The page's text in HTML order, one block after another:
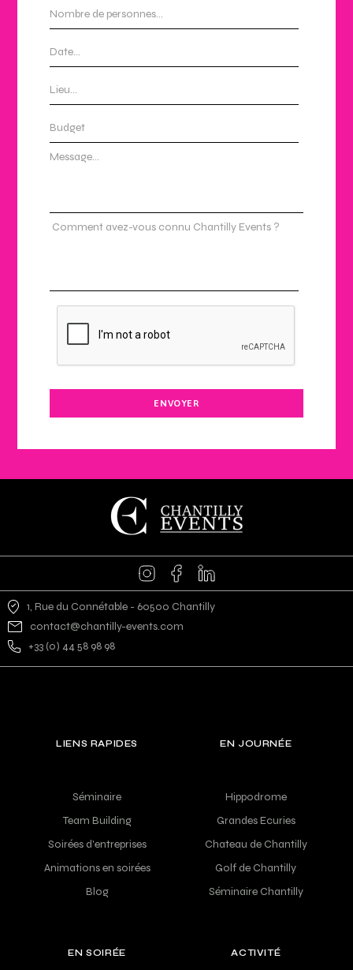
1, Rue du Connétable - 60500 Chantilly
contact@chantilly-events.com
+33 (0) 44 58 98 98
LIENS RAPIDES
Séminaire
Team Building
Soirées d'entreprises
Animations en soirées
Blog
EN JOURNÉE
Hippodrome
Grandes Ecuries
Chateau de Chantilly
Golf de Chantilly
Séminaire Chantilly
EN SOIRÉE ACTIVITÉ